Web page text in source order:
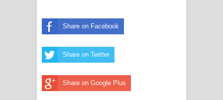
Share on Facebook
Share on Twitter
Share on Google Plus